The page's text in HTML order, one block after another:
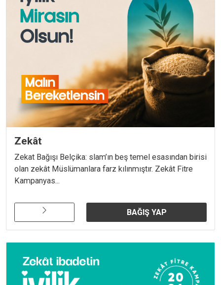
Zekât
Zekat Bağışı Belçika: slam’ın beş temel esasından birisi
olan zekât Müslümanlara farz kılınmıştır. Zekât Fitre
Kampanyas...
BAĞIŞ YAP